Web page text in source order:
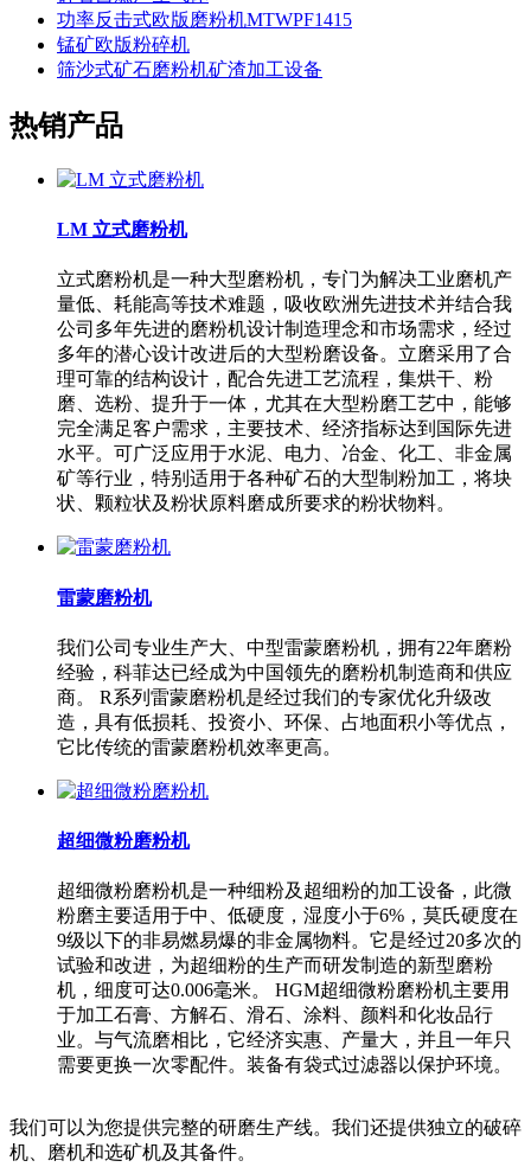
功率反击式欧版磨粉机MTWPF1415
锰矿欧版粉碎机
筛沙式矿石磨粉机矿渣加工设备
热销产品
LM 立式磨粉机
立式磨粉机是一种大型磨粉机，专门为解决工业磨机产
量低、耗能高等技术难题，吸收欧洲先进技术并结合我
公司多年先进的磨粉机设计制造理念和市场需求，经过
多年的潜心设计改进后的大型粉磨设备。立磨采用了合
理可靠的结构设计，配合先进工艺流程，集烘干、粉
磨、选粉、提升于一体，尤其在大型粉磨工艺中，能够
完全满足客户需求，主要技术、经济指标达到国际先进
水平。可广泛应用于水泥、电力、冶金、化工、非金属
矿等行业，特别适用于各种矿石的大型制粉加工，将块
状、颗粒状及粉状原料磨成所要求的粉状物料。
雷蒙磨粉机
我们公司专业生产大、中型雷蒙磨粉机，拥有22年磨粉
经验，科菲达已经成为中国领先的磨粉机制造商和供应
商。 R系列雷蒙磨粉机是经过我们的专家优化升级改
造，具有低损耗、投资小、环保、占地面积小等优点，
它比传统的雷蒙磨粉机效率更高。
超细微粉磨粉机
超细微粉磨粉机是一种细粉及超细粉的加工设备，此微
粉磨主要适用于中、低硬度，湿度小于6%，莫氏硬度在
9级以下的非易燃易爆的非金属物料。它是经过20多次的
试验和改进，为超细粉的生产而研发制造的新型磨粉
机，细度可达0.006毫米。 HGM超细微粉磨粉机主要用
于加工石膏、方解石、滑石、涂料、颜料和化妆品行
业。与气流磨相比，它经济实惠、产量大，并且一年只
需要更换一次零配件。装备有袋式过滤器以保护环境。
我们可以为您提供完整的研磨生产线。我们还提供独立的破碎
机、磨机和选矿机及其备件。